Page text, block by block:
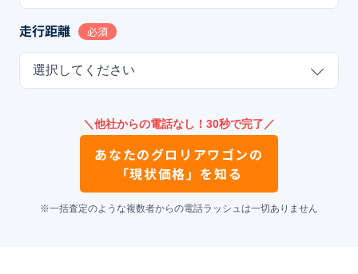
走行距離 必須
選択してください
＼他社からの電話なし！30秒で完了／
あなたのグロリアワゴンの
「現状価格」を知る
※一括査定のような複数者からの電話ラッシュは一切ありません